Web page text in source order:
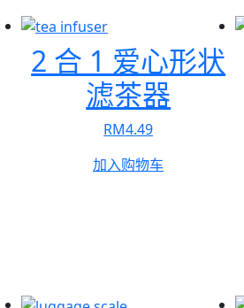
2 合 1 爱心形状
滤茶器
RM4.49
加入购物车